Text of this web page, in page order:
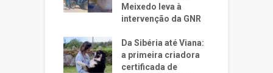
Meixedo leva à
intervenção da GNR
Da Sibéria até Viana:
a primeira criadora
certificada de